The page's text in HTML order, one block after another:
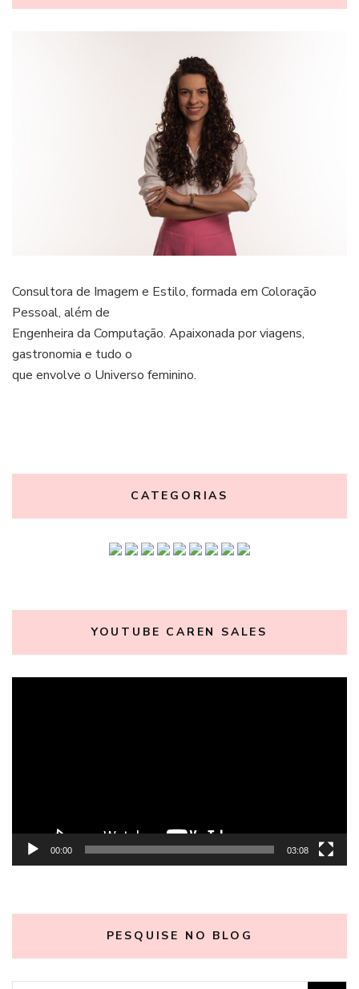
Consultora de Imagem e Estilo, formada em Coloração
Pessoal, além de
Engenheira da Computação. Apaixonada por viagens,
gastronomia e tudo o
que envolve o Universo feminino.
CATEGORIAS
YOUTUBE CAREN SALES
00:00 03:08
PESQUISE NO BLOG